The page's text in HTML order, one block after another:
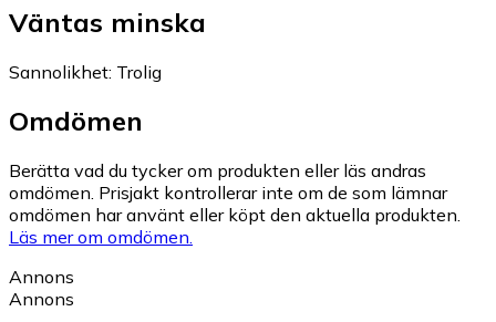
Väntas minska
Sannolikhet: Trolig
Omdömen
Berätta vad du tycker om produkten eller läs andras
omdömen. Prisjakt kontrollerar inte om de som lämnar
omdömen har använt eller köpt den aktuella produkten.
Läs mer om omdömen.
Annons
Annons